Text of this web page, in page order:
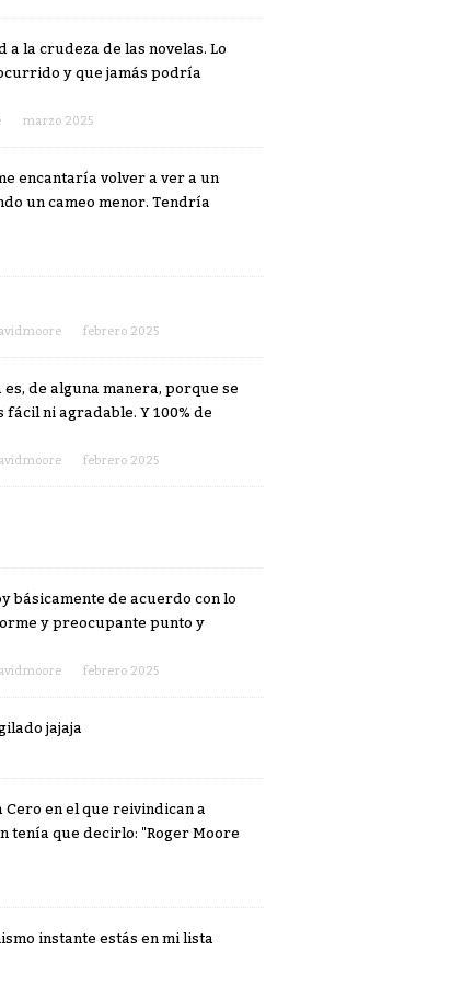
la crudeza de las novelas. Lo
y que jamás podría
marzo 2025
encantaría volver a ver a un
un cameo menor. Tendría
febrero 2025
de alguna manera, porque se
ni agradable. Y 100% de
febrero 2025
básicamente de acuerdo con lo
y preocupante punto y
febrero 2025
jajaja
Cero en el que reivindican a
tenía que decirlo: "Roger Moore
instante estás en mi lista